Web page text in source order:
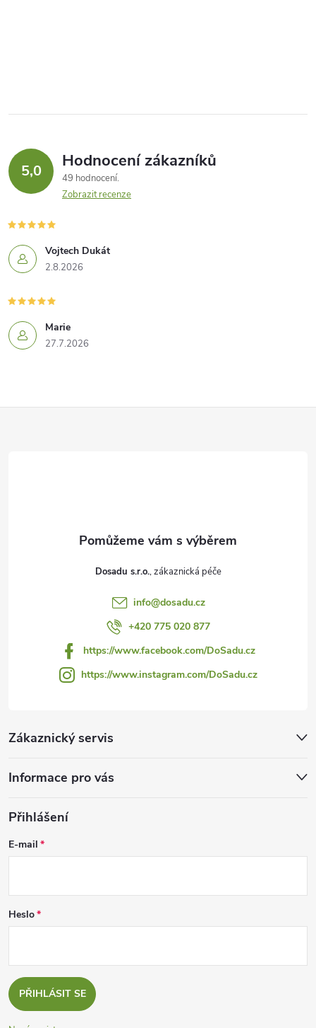
5,0 Hodnocení zákazníků
49 hodnocení
Zobrazit recenze
Vojtech Dukát
2.8.2026
Marie
27.7.2026
Zákaznický servis
Informace pro vás
Dosadu s.r.o.
info@dosadu.cz
+420 775 020 877
https://www.facebook.com/DoSadu.cz
https://www.instagram.com/DoSadu.cz
Přihlášení
E-mail
Heslo
PŘIHLÁSIT SE